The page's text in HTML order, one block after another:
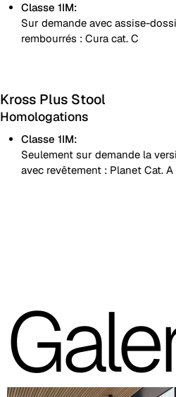
Classe 1IM:
Sur demande avec assise-
rembourrés : Cura cat. C
Kross Plus Stool
Homologations
Classe 1IM:
Seulement sur demande la
avec revêtement : Planet Cat. A
Coque PLUS unicolore entièrement
Coque PLUS entièrement
Les images et les références des
il est toujours recommandé de
échantillons réels.